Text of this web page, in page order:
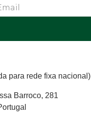
para rede fixa nacional)
Barroco, 281